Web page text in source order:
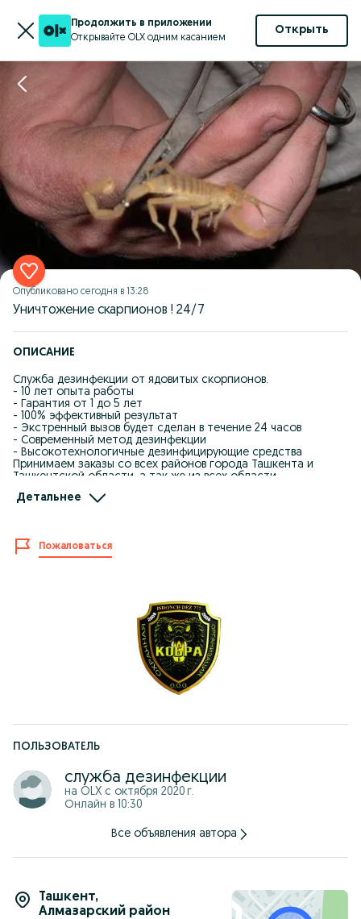
Продолжить в приложении
Открывайте OLX одним касанием
Открыть
Опубликовано сегодня в 13:28
Уничтожение скарпионов ! 24/7
ОПИСАНИЕ
Служба дезинфекции от ядовитых скорпионов.
- 10 лет опыта работы
- Гарантия от 1 до 5 лет
- 100% эффективный результат
- Экстренный вызов будет сделан в течение 24 часов
- Современный метод дезинфекции
- Высокотехнологичные дезинфицирующие средства
Принимаем заказы со всех районов города Ташкента и
Ташкентской области, а так же из всех области
Zaharli chayonlarga qarshi dezinfeksiya xizmati.
- 100% li samarali natija
- Shoshilinch chaqiruv 24 soat ichida amalga oshiriladi
- Zamonaviy dezinfektsiya metodikasi
istalga viloyatlardan buyurtma qabul qilamiz. Ish vaqti 24/7.
Murojat uchun telefonlar: +998 97 292-99-36.
Sichqon
Кана
ва бошка хашоратларга карши дезинфекция хизмати мавжуд
Змея
Скорпион
Мышь
Крыса
Детальнее
Пожаловаться
ПОЛЬЗОВАТЕЛЬ
служба дезинфекции
на OLX с октября 2020 г.
Онлайн в 10:30
Все объявления автора
Ташкент,
Алмазарский район